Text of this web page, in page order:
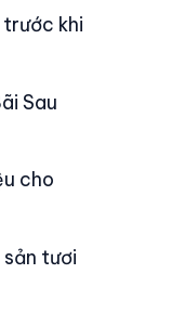
khi
Sau
cho
tươi